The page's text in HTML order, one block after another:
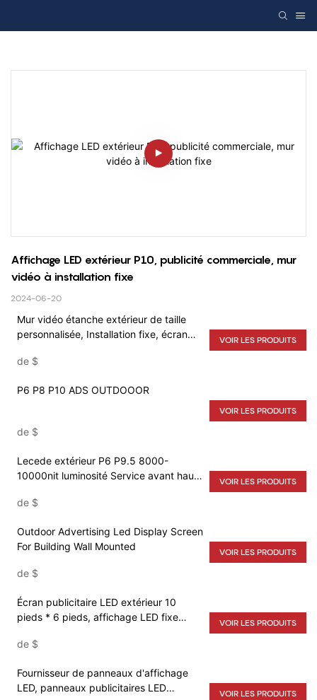
Affichage LED extérieur P10, publicité commerciale, mur
vidéo à installation fixe
2024-06-20
Mur vidéo étanche extérieur de taille
personnalisée, Installation fixe, écran
publicité routière
de $
VOIR LES PRODUITS
P6 P8 P10 ADS OUTDOOOR
de $
VOIR LES PRODUITS
Lecede extérieur P6 P9.5 8000-
10000nit luminosité Service avant haute
LED panneau d'affichage autoroute
de $
VOIR LES PRODUITS
Outdoor Advertising Led Display Screen
For Building Wall Mounted
de $
VOIR LES PRODUITS
Écran publicitaire LED extérieur 10
pieds * 6 pieds, affichage LED fixe
de $
VOIR LES PRODUITS
Fournisseur de panneaux d'affichage
LED, panneaux publicitaires LED
VOIR LES PRODUITS